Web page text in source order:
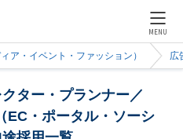
MENU
ア・イベント・ファッション） 広
ター・プランナー／
EC・ポータル・ソーシ